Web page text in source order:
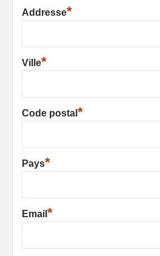
Addresse*
Ville*
Code postal *
Pays*
Email *